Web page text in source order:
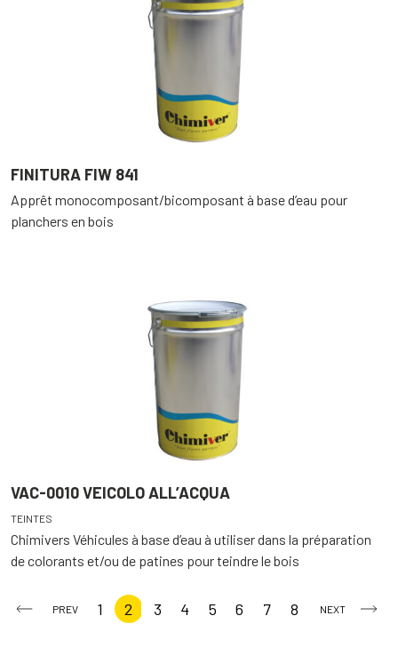
FINITURA FIW 841
Apprêt monocomposant/bicomposant à base d’eau pour
planchers en bois
VAC-0010 VEICOLO ALL’ACQUA
TEINTES
Chimivers Véhicules à base d’eau à utiliser dans la préparation
de colorants et/ou de patines pour teindre le bois
PREV 1 2 3 4 5 6 7 8 NEXT